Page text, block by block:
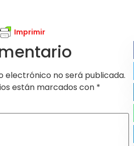
Imprimir
electrónico no será publicada.
están marcados con *